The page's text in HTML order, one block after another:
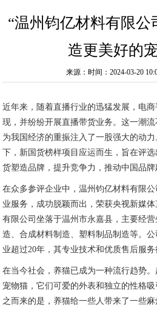
“温州钧亿材料有限
造更美好的
来源：时间：2024-03-20
近年来，随着直播行业的迅猛发展，电
现，并纷纷开展直播带货业务。这一潮
为我国经济的重振注入了一股强大的动
下，新国货榜样项目应运而生，旨在评
货塑造品牌，提升竞争力，推动中国品牌
在众多参评企业中，温州钧亿材料有限
业服务，成功脱颖而出，荣获央视新媒
有限公司坐落于温州市永嘉县，主要经
造、合成材料制造、塑料制品制造等。
业超过20年，其专业技术和优质售后服务
在当今社会，养猫已成为一种流行趋势
宠物猫，它们可爱的外表和独立的性格
之而来的是，养猫给一些人带来了一些